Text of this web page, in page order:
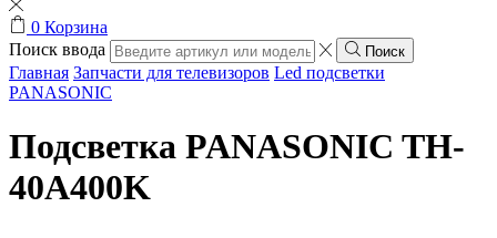
0 Корзина
Поиск ввода
Поиск
Главная Запчасти для телевизоров Led подсветки
PANASONIC
Подсветка PANASONIC TH-
40A400K